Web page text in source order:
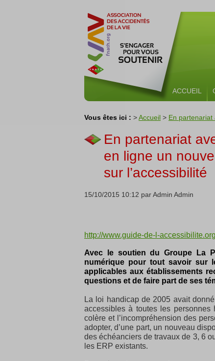
ACCUEIL
Vous êtes ici : >Accueil > En partenariat
En partenariat
en ligne un
sur l’accessibilité
15/10/2015 10:12 par Admin Admin
http://www.guide-de-l-accessibilite.org
Avec le soutien du Groupe La
numérique pour tout savoir sur
applicables aux établissements
questions et de faire part de ses
La loi handicap de 2005 avait
accessibles à toutes les
colère et l’incompréhension des
adopter, d’une part, un nouveau
des échéanciers de travaux de 3, 6
les ERP existants.